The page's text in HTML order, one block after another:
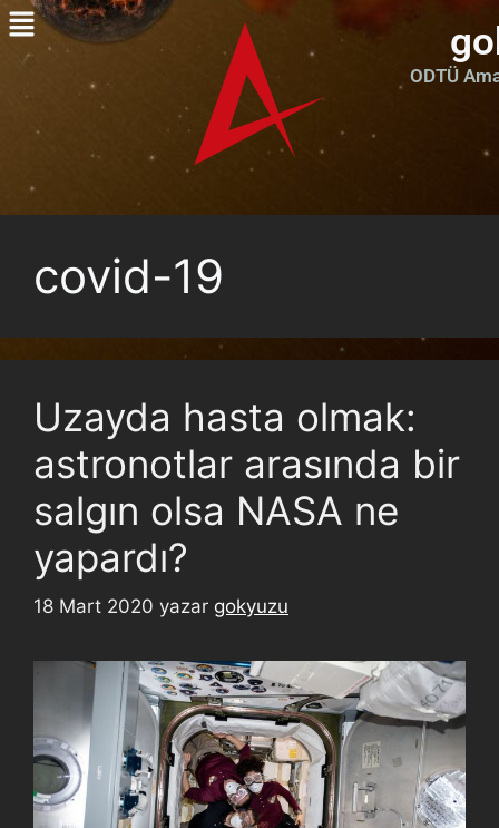
ODTÜ
covid-19
Uzayda hasta olmak:
astronotlar arasında bir
salgın olsa NASA ne
yapardı?
18 Mart 2020 yazar gokyuzu